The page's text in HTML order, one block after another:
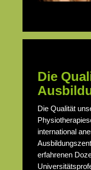
Die
Die Qualität
international
erfahrenen